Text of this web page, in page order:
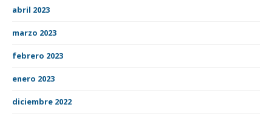
abril 2023
marzo 2023
febrero 2023
enero 2023
diciembre 2022